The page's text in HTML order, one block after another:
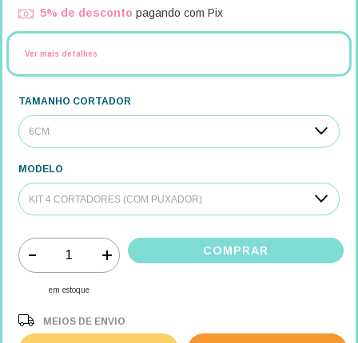
5% de desconto pagando com Pix
Ver mais detalhes
TAMANHO CORTADOR
MODELO
em estoque
Entregas para o CEP: ALTERAR CEP
MEIOS DE ENVIO